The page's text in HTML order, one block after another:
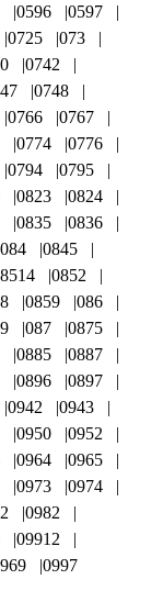
0596
0597
0725
073
0742
0748
0766
0767
0774
0776
0794
0795
0823
0824
0835
0836
084
0845
0852
0859
086
087
0875
0885
0887
0896
0897
0942
0943
0950
0952
0964
0965
0973
0974
0982
09912
0997